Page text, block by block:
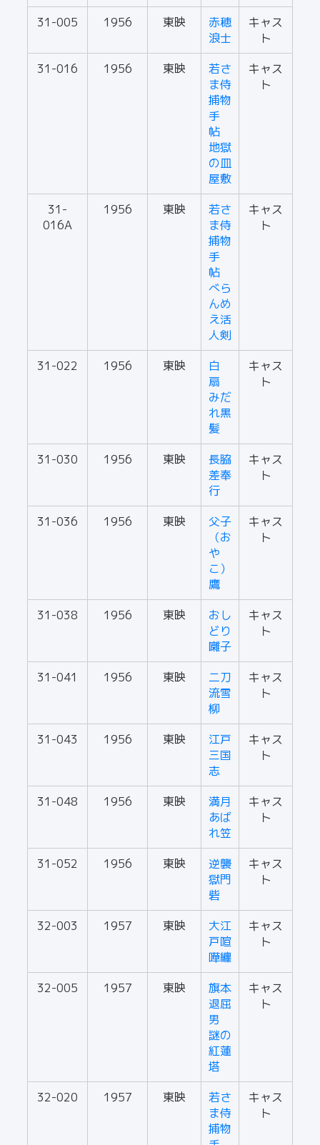
31-005 1956 東映
赤穂
浪士
キャス
ト
31-016
1956 東映
若さ
ま侍
捕物
手
帖
地獄
の皿
屋敷
キャス
ト
31-
016A
1956 東映
若さ
ま侍
捕物
手
帖
べら
んめ
え活
人剣
キャス
ト
31-022 1956 東映
白
扇
みだ
れ黒
髪
キャス
ト
31-030 1956 東映
長脇
差奉
行
キャス
ト
31-036 1956 東映
父子
（お
や
こ）
鷹
キャス
ト
31-038 1956 東映
おし
どり
囃子
キャス
ト
31-041 1956 東映
二刀
流雪
柳
キャス
ト
31-043 1956 東映
江戸
三国
志
キャス
ト
31-048 1956 東映
満月
あば
れ笠
キャス
ト
31-052 1956 東映
逆襲
獄門
砦
キャス
ト
32-003 1957 東映
大江
戸喧
嘩纏
キャス
ト
32-005 1957 東映
旗本
退屈
男
謎の
紅蓮
塔
キャス
ト
32-020 1957 東映
若さ
ま侍
捕物
キャス
ト